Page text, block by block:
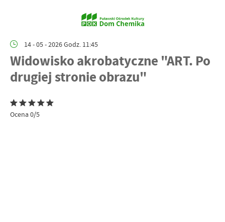
14 - 05 - 2026 Godz. 11:45
Widowisko akrobatyczne "ART. Po
drugiej stronie obrazu"
Ocena 0/5